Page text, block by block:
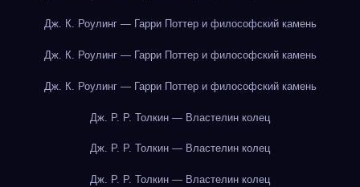
Дж. К. Роулинг — Гарри Поттер и философский камень
Дж. К. Роулинг — Гарри Поттер и философский камень
Дж. К. Роулинг — Гарри Поттер и философский камень
Дж. Р. Р. Толкин — Властелин колец
Дж. Р. Р. Толкин — Властелин колец
Дж. Р. Р. Толкин — Властелин колец